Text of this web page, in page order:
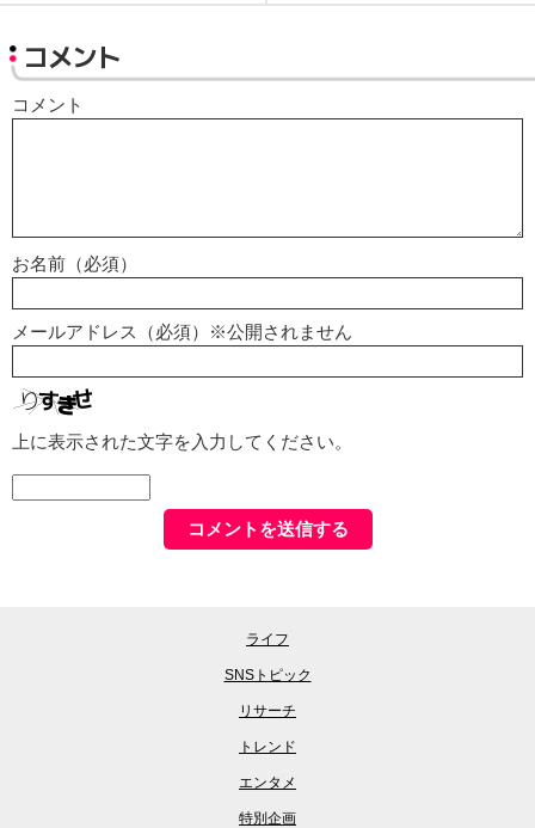
コメント
コメント
お名前（必須）
メールアドレス（必須）※公開されません
上に表示された文字を入力してください。
ライフ
SNSトピック
リサーチ
トレンド
エンタメ
特別企画